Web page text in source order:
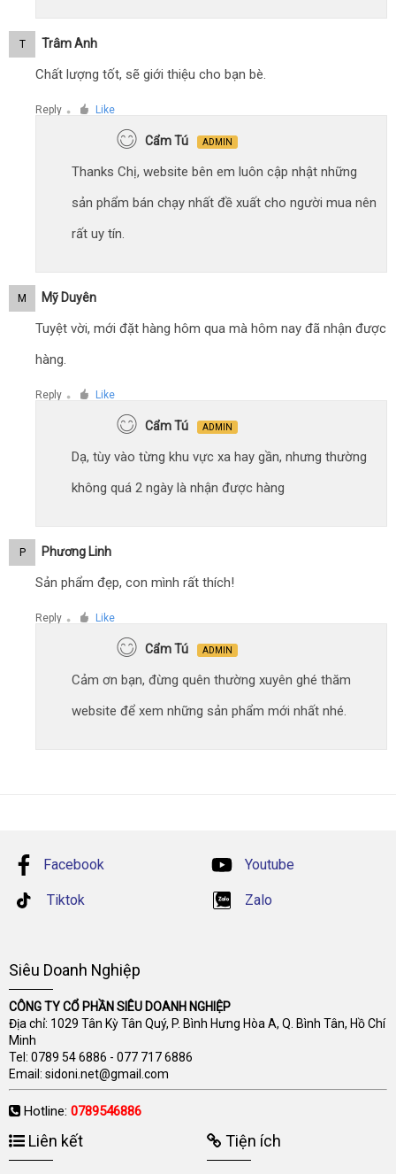
T Trâm Anh
Chất lượng tốt, sẽ giới thiệu cho bạn bè.
Reply ● Like
Cẩm Tú ADMIN
Thanks Chị, website bên em luôn cập nhật những
sản phẩm bán chạy nhất đề xuất cho người mua nên
rất uy tín.
M Mỹ Duyên
Tuyệt vời, mới đặt hàng hôm qua mà hôm nay đã nhận được
hàng.
Reply ● Like
Cẩm Tú ADMIN
Dạ, tùy vào từng khu vực xa hay gần, nhưng thường
không quá 2 ngày là nhận được hàng
P Phương Linh
Sản phẩm đẹp, con mình rất thích!
Reply ● Like
Cẩm Tú ADMIN
Cảm ơn bạn, đừng quên thường xuyên ghé thăm
website để xem những sản phẩm mới nhất nhé.
Facebook Youtube
Tiktok Zalo
Siêu Doanh Nghiệp
CÔNG TY CỔ PHẦN SIÊU DOANH NGHIỆP
Địa chỉ: 1029 Tân Kỳ Tân Quý, P. Bình Hưng Hòa A, Q. Bình Tân, Hồ Chí
Minh
Tel: 0789 54 6886 - 077 717 6886
Email: sidoni.net@gmail.com
Hotline: 0789546886
Liên kết Tiện ích